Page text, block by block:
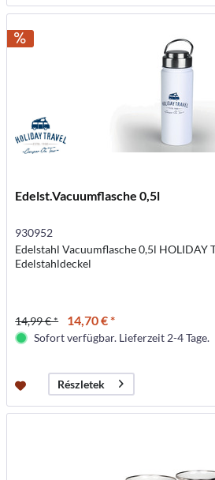
Edelst.Vacuumflasche 0,5l
930952
Edelstahl Vacuumflasche 0,5l HOLIDAY
Edelstahldeckel
14,99 € * 14,70 € *
Sofort verfügbar. Lieferzeit 2-4 Tage.
Részletek